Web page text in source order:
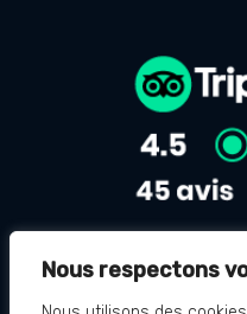
Nous respectons